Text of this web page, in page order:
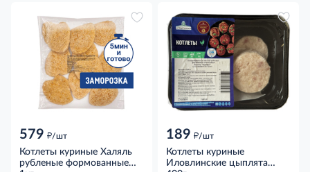
579 д/шт
Котлеты куриные Халяль
рубленые формованные
189 д/шт
Котлеты куриные
Иловлинские цыплята